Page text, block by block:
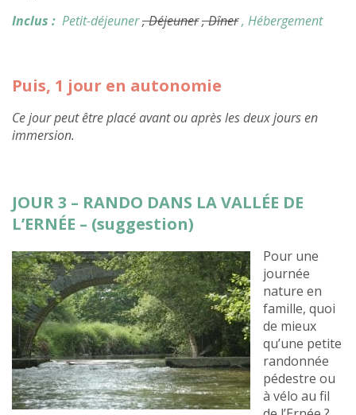
Inclus : Petit-déjeuner, Déjeuner, Dîner, Hébergement
Puis, 1 jour en autonomie
Ce jour peut être placé avant ou après les deux jours en
immersion.
JOUR 3 – RANDO DANS LA VALLÉE DE
L’ERNÉE – (suggestion)
Pour une
journée
nature en
famille, quoi
de mieux
qu’une petite
randonnée
pédestre ou
à vélo au fil